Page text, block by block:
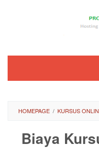
HOMEPAGE / KURSUS
Biaya